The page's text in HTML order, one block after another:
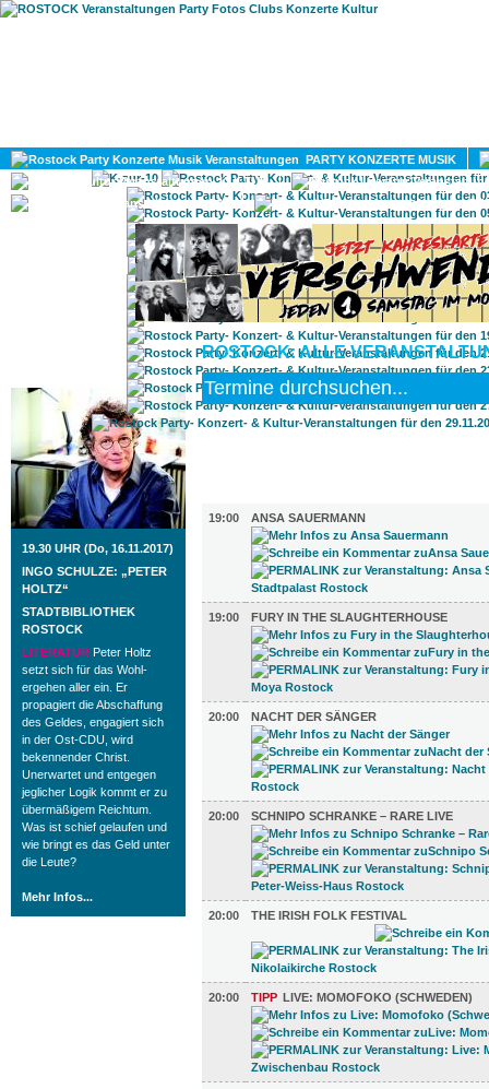
PARTY KONZERTE MUSIK
KULTUR
GAY
ROSTOCK TAGESTIPP
19.30 UHR (Do, 16.11.2017)
INGO SCHULZE: „PETER
HOLTZ“
STADTBIBLIOTHEK
ROSTOCK
LITERATUR Peter Holtz
setzt sich für das Wohl-
ergehen aller ein. Er
propagiert die Abschaffung
des Geldes, engagiert sich
in der Ost-CDU, wird
bekennender Christ.
Unerwartet und entgegen
jeglicher Logik kommt er zu
übermäßigem Reichtum.
Was ist schief gelaufen und
wie bringt es das Geld unter
die Leute?
Mehr Infos...
ROSTOCK: ALLE
19:00
ANSA SAUERMANN
19:00 FURY IN THE SLAUGHTERHOUSE
20:00 NACHT DER SÄNGER
20:00 SCHNIPO SCHRANKE – RARE LIVE
20:00 THE IRISH FOLK FESTIVAL
20:00 TIPP LIVE: MOMOFOKO (SCHWEDEN)